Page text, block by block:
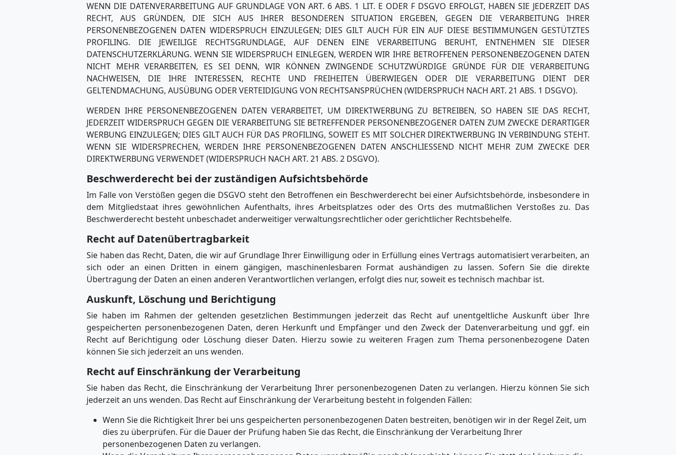
WENN DIE DATENVERARBEITUNG AUF GRUNDLAGE VON ART. 6 ABS. 1 LIT. E ODER F DSGVO ERFOLGT, HABEN SIE JEDERZEIT DAS
RECHT, AUS GRÜNDEN, DIE SICH AUS IHRER BESONDEREN SITUATION ERGEBEN, GEGEN DIE VERARBEITUNG IHRER
PERSONENBEZOGENEN DATEN WIDERSPRUCH EINZULEGEN; DIES GILT AUCH FÜR EIN AUF DIESE BESTIMMUNGEN GESTÜTZTES
PROFILING. DIE JEWEILIGE RECHTSGRUNDLAGE, AUF DENEN EINE VERARBEITUNG BERUHT, ENTNEHMEN SIE DIESER
DATENSCHUTZERKLÄRUNG. WENN SIE WIDERSPRUCH EINLEGEN, WERDEN WIR IHRE BETROFFENEN PERSONENBEZOGENEN DATEN
NICHT MEHR VERARBEITEN, ES SEI DENN, WIR KÖNNEN ZWINGENDE SCHUTZWÜRDIGE GRÜNDE FÜR DIE VERARBEITUNG
NACHWEISEN, DIE IHRE INTERESSEN, RECHTE UND FREIHEITEN ÜBERWIEGEN ODER DIE VERARBEITUNG DIENT DER
GELTENDMACHUNG, AUSÜBUNG ODER VERTEIDIGUNG VON RECHTSANSPRÜCHEN (WIDERSPRUCH NACH ART. 21 ABS. 1 DSGVO).
WERDEN IHRE PERSONENBEZOGENEN DATEN VERARBEITET, UM DIREKTWERBUNG ZU BETREIBEN, SO HABEN SIE DAS RECHT,
JEDERZEIT WIDERSPRUCH GEGEN DIE VERARBEITUNG SIE BETREFFENDER PERSONENBEZOGENER DATEN ZUM ZWECKE DERARTIGER
WERBUNG EINZULEGEN; DIES GILT AUCH FÜR DAS PROFILING, SOWEIT ES MIT SOLCHER DIREKTWERBUNG IN VERBINDUNG STEHT.
WENN SIE WIDERSPRECHEN, WERDEN IHRE PERSONENBEZOGENEN DATEN ANSCHLIESSEND NICHT MEHR ZUM ZWECKE DER
DIREKTWERBUNG VERWENDET (WIDERSPRUCH NACH ART. 21 ABS. 2 DSGVO).
Beschwerde­recht bei der zuständigen Aufsichts­behörde
Im Falle von Verstößen gegen die DSGVO steht den Betroffenen ein Beschwerderecht bei einer Aufsichtsbehörde, insbesondere in
dem Mitgliedstaat ihres gewöhnlichen Aufenthalts, ihres Arbeitsplatzes oder des Orts des mutmaßlichen Verstoßes zu. Das
Beschwerderecht besteht unbeschadet anderweitiger verwaltungsrechtlicher oder gerichtlicher Rechtsbehelfe.
Recht auf Daten­übertrag­barkeit
Sie haben das Recht, Daten, die wir auf Grundlage Ihrer Einwilligung oder in Erfüllung eines Vertrags automatisiert verarbeiten, an
sich oder an einen Dritten in einem gängigen, maschinenlesbaren Format aushändigen zu lassen. Sofern Sie die direkte
Übertragung der Daten an einen anderen Verantwortlichen verlangen, erfolgt dies nur, soweit es technisch machbar ist.
Auskunft, Löschung und Berichtigung
Sie haben im Rahmen der geltenden gesetzlichen Bestimmungen jederzeit das Recht auf unentgeltliche Auskunft über Ihre
gespeicherten personenbezogenen Daten, deren Herkunft und Empfänger und den Zweck der Datenverarbeitung und ggf. ein
Recht auf Berichtigung oder Löschung dieser Daten. Hierzu sowie zu weiteren Fragen zum Thema personenbezogene Daten
können Sie sich jederzeit an uns wenden.
Recht auf Einschränkung der Verarbeitung
Sie haben das Recht, die Einschränkung der Verarbeitung Ihrer personenbezogenen Daten zu verlangen. Hierzu können Sie sich
jederzeit an uns wenden. Das Recht auf Einschränkung der Verarbeitung besteht in folgenden Fällen:
Wenn Sie die Richtigkeit Ihrer bei uns gespeicherten personenbezogenen Daten bestreiten, benötigen wir in der Regel Zeit, um
dies zu überprüfen. Für die Dauer der Prüfung haben Sie das Recht, die Einschränkung der Verarbeitung Ihrer
personenbezogenen Daten zu verlangen.